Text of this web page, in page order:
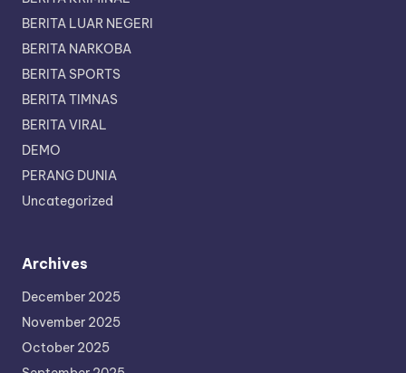
BERITA LUAR NEGERI
BERITA NARKOBA
BERITA SPORTS
BERITA TIMNAS
BERITA VIRAL
DEMO
PERANG DUNIA
Uncategorized
Archives
December 2025
November 2025
October 2025